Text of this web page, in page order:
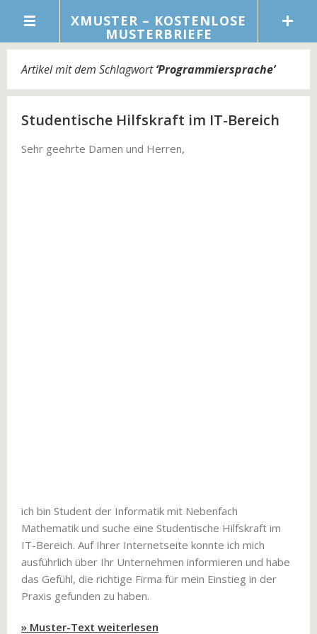
XMUSTER – KOSTENLOSE
MUSTERBRIEFE
Artikel mit dem Schlagwort‘Programmiersprache’
Studentische Hilfskraft im IT-Bereich
Sehr geehrte Damen und Herren,
ich bin Student der Informatik mit Nebenfach
Mathematik und suche eine Studentische Hilfskraft im
IT-Bereich. Auf Ihrer Internetseite konnte ich mich
ausführlich über Ihr Unternehmen informieren und habe
das Gefühl, die richtige Firma für mein Einstieg in der
Praxis gefunden zu haben.
» Muster-Text weiterlesen